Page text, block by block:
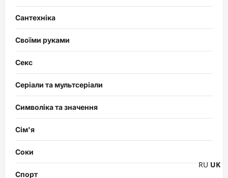
Сантехніка
Своїми руками
Секс
Серіали та мультсеріали
Символіка та значення
Сім'я
Соки
Спорт
RU UK